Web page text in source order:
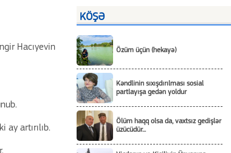
Hacıyevin
artırılıb.
KÖŞƏ
Özüm üçün (hekayə)
Kəndlinin sıxışdırılması sosial
partlayışa gedən yoldur
Ölüm haqq olsa da, vaxtsız gedişlər
üzücüdür...